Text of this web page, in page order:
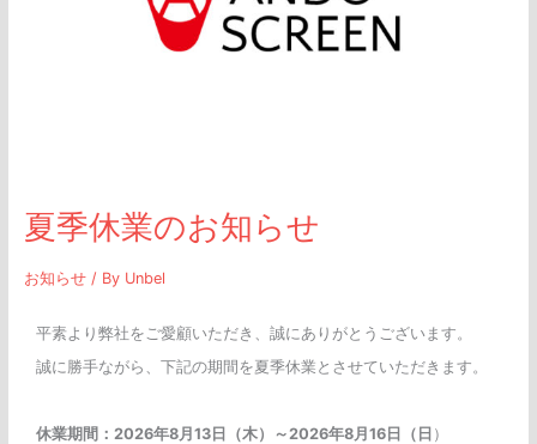
夏季休業のお知らせ
お知らせ/ By Unbel
平素より弊社をご愛顧いただき、誠にありがとうございます。
誠に勝手ながら、下記の期間を夏季休業とさせていただきます。
休業期間：2026年8月13日（木）～2026年8月16日（日 ）